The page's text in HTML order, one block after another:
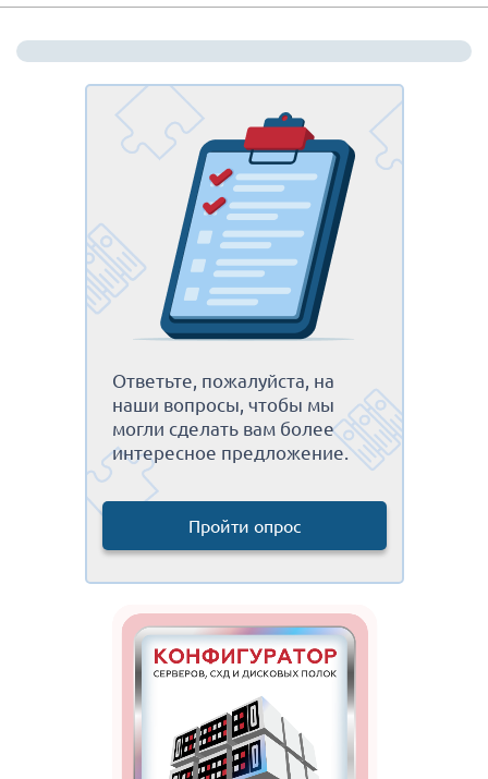
КОНТАКТЫ
АКЦИИ
Ответьте, пожалуйста, на
наши вопросы, чтобы мы
могли сделать вам более
интересное предложение.
Пройти опрос